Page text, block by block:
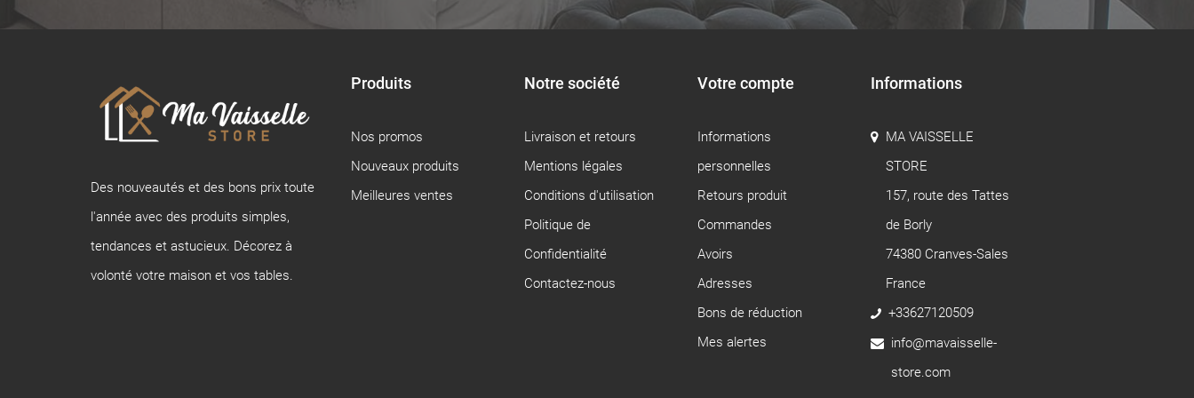
Des nouveautés et des bons prix toute
l'année avec des produits simples,
tendances et astucieux. Décorez à
volonté votre maison et vos tables.
Produits
Nos promos
Nouveaux produits
Meilleures ventes
Notre société
Livraison et retours
Mentions légales
Conditions d'utilisation
Politique de
Confidentialité
Contactez-nous
Votre compte
Informations
personnelles
Retours produit
Commandes
Avoirs
Adresses
Bons de réduction
Mes alertes
Informations
MA VAISSELLE
STORE
157, route des Tattes
de Borly
74380 Cranves-Sales
France
+33627120509
info@mavaisselle-
store.com